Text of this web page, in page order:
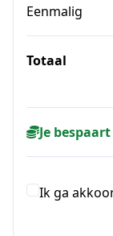
Eenmalig
Totaal
Je
Ik ga